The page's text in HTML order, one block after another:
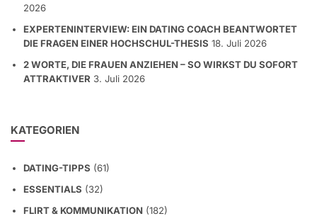
2026
EXPERTENINTERVIEW: EIN DATING COACH BEANTWORTET
DIE FRAGEN EINER HOCHSCHUL-THESIS 18. Juli 2026
2 WORTE, DIE FRAUEN ANZIEHEN – SO WIRKST DU SOFORT
ATTRAKTIVER 3. Juli 2026
KATEGORIEN
DATING-TIPPS (61)
ESSENTIALS (32)
FLIRT & KOMMUNIKATION (182)